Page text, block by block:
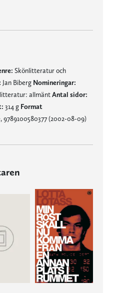
Skönlitteratur och
Jan Biberg Nomineringar:
allmäntAntal sidor:
314 g Format
9789100580377 (2002-08-09)